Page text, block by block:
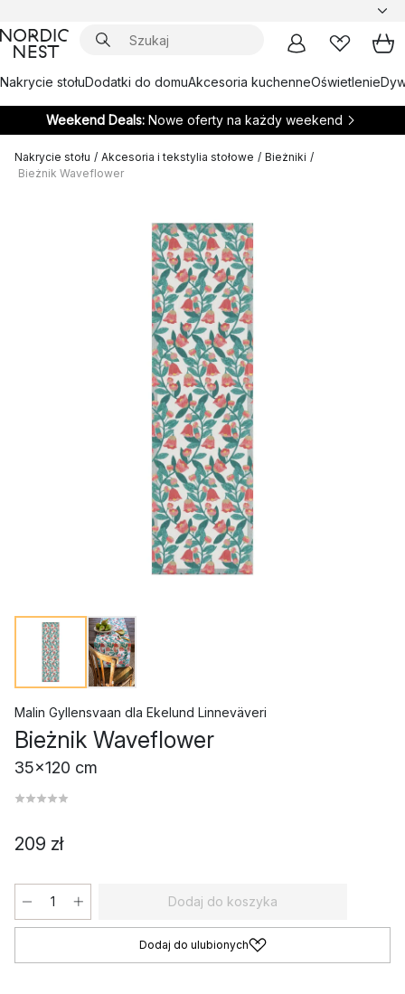
Nakrycie stołuDodatki do domuAkcesoria kuchenneOświetlenie
Weekend Deals: Nowe oferty na każdy weekend
Nakrycie stołu / Akcesoria i tekstylia stołowe / Bieżniki /
Bieżnik Waveflower
Malin Gyllensvaan dla Ekelund Linneväveri
Bieżnik Waveflower
35x120 cm
209 zł
Dodaj do koszyka
Dodaj do ulubionych